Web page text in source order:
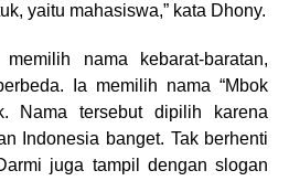
yaitu mahasiswa,” kata Dhony.
nama kebarat-baratan,
Ia memilih nama “Mbok
Nama tersebut dipilih karena
Indonesia banget. Tak berhenti
juga tampil dengan slogan